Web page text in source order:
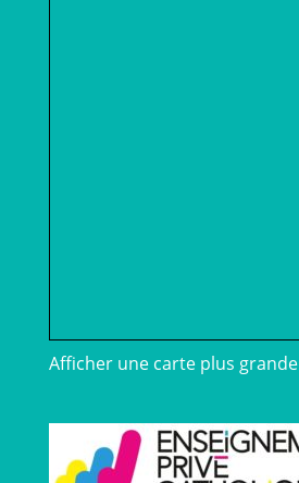
Afficher une carte plus grande